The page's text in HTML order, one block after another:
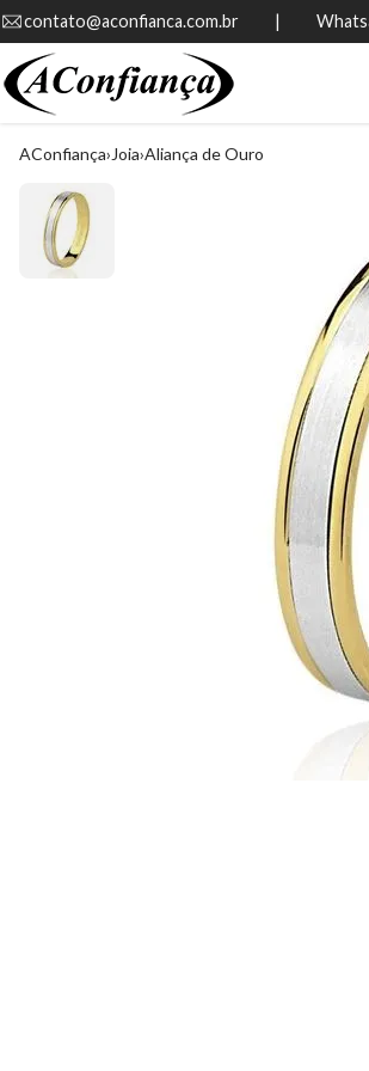
contato@aconfianca.com.br          |
AConfiança Joia Aliança de Ouro